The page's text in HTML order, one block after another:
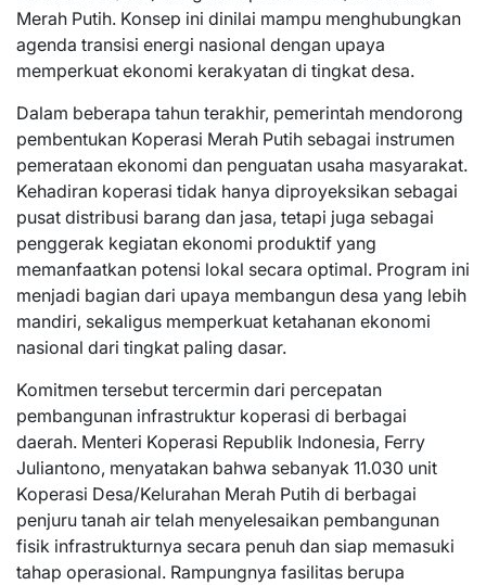
Merah Putih. Konsep ini dinilai mampu menghubungkan
agenda transisi energi nasional dengan upaya
memperkuat ekonomi kerakyatan di tingkat desa.
Dalam beberapa tahun terakhir, pemerintah mendorong
pembentukan Koperasi Merah Putih sebagai instrumen
pemerataan ekonomi dan penguatan usaha masyarakat.
Kehadiran koperasi tidak hanya diproyeksikan sebagai
pusat distribusi barang dan jasa, tetapi juga sebagai
penggerak kegiatan ekonomi produktif yang
memanfaatkan potensi lokal secara optimal. Program ini
menjadi bagian dari upaya membangun desa yang lebih
mandiri, sekaligus memperkuat ketahanan ekonomi
nasional dari tingkat paling dasar.
Komitmen tersebut tercermin dari percepatan
pembangunan infrastruktur koperasi di berbagai
daerah. Menteri Koperasi Republik Indonesia, Ferry
Juliantono, menyatakan bahwa sebanyak 11.030 unit
Koperasi Desa/Kelurahan Merah Putih di berbagai
penjuru tanah air telah menyelesaikan pembangunan
fisik infrastrukturnya secara penuh dan siap memasuki
tahap operasional. Rampungnya fasilitas berupa